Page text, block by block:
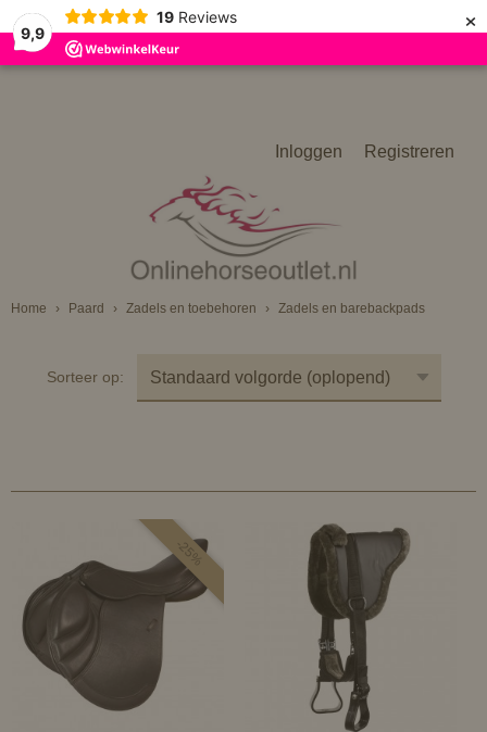
9,9
19 Reviews ×
Inloggen Registreren
Home › Paard › Zadels en toebehoren › Zadels en barebackpads
Sorteer op:
-25%